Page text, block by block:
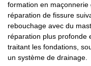
formation en
réparation de fissure
rebouchage avec du
réparation plus profonde
traitant les fondations,
un système de drainage.